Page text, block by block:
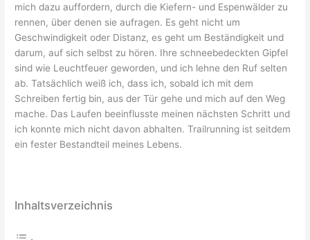
mich dazu auffordern, durch die Kiefern- und Espenwälder zu
rennen, über denen sie aufragen. Es geht nicht um
Geschwindigkeit oder Distanz, es geht um Beständigkeit und
darum, auf sich selbst zu hören. Ihre schneebedeckten Gipfel
sind wie Leuchtfeuer geworden, und ich lehne den Ruf selten
ab. Tatsächlich weiß ich, dass ich, sobald ich mit dem
Schreiben fertig bin, aus der Tür gehe und mich auf den Weg
mache. Das Laufen beeinflusste meinen nächsten Schritt und
ich konnte mich nicht davon abhalten. Trailrunning ist seitdem
ein fester Bestandteil meines Lebens.
Inhaltsverzeichnis